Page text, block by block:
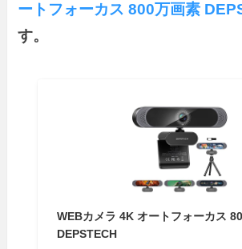
ートフォーカス 800万画素
す。
WEBカメラ 4K オートフォーカス
DEPSTECH